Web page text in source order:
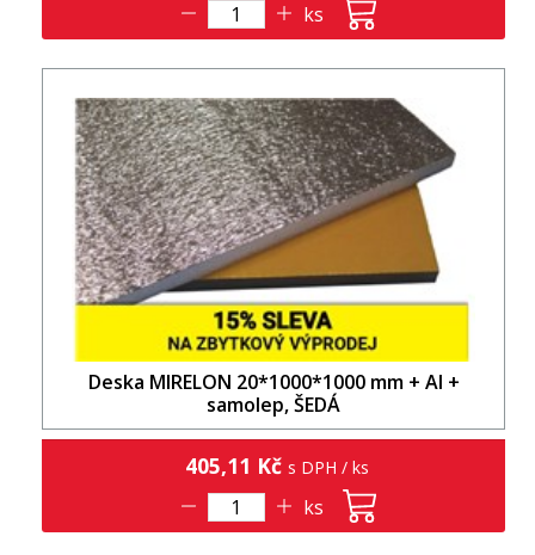
ks
Deska MIRELON 20*1000*1000 mm + Al +
samolep, ŠEDÁ
405,11 Kč s DPH / ks
ks